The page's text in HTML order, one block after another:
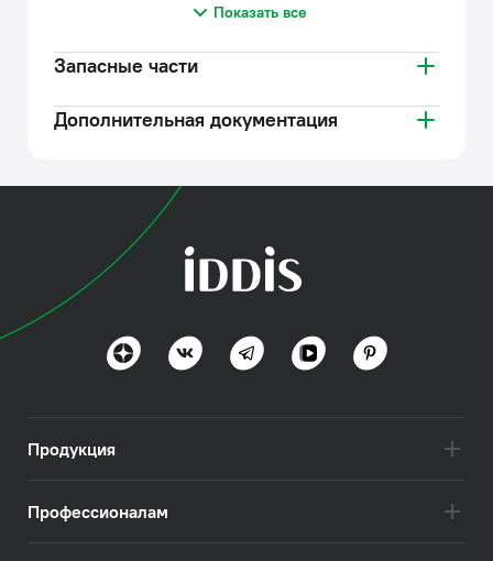
Показать все
Запасные части
Дополнительная документация
Продукция
Профессионалам